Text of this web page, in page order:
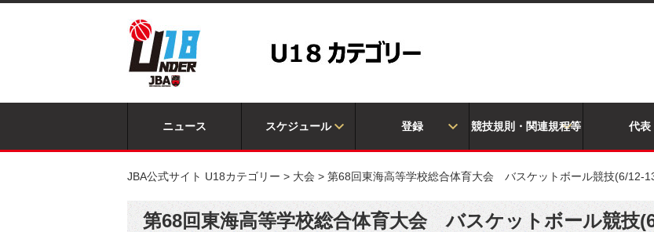
ニュース スケジュール 登録 競技規則・関連規程等 代表
JBA公式サイト U18カテゴリー > 大会 > 第68回東海高等学校総合体育大会 バスケットボール競技(6/12-
第68回東海高等学校総合体育大会 バスケットボール競技